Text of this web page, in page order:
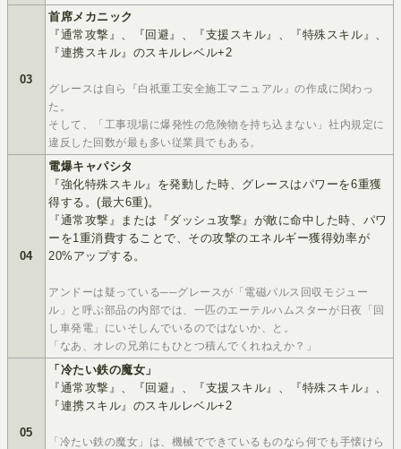
03
首席メカニック
『通常攻撃』、『回避』、『支援スキル』、『特殊スキル』、
『連携スキル』のスキルレベル+2
グレースは自ら『白祇重工安全施工マニュアル』の作成に関わっ
た。
そして、「工事現場に爆発性の危険物を持ち込まない」社内規定に
違反した回数が最も多い従業員でもある。
04
電爆キャパシタ
『強化特殊スキル』を発動した時、グレースはパワーを6重獲
得する。(最大6重)。
『通常攻撃』または『ダッシュ攻撃』が敵に命中した時、パワ
ーを1重消費することで、その攻撃のエネルギー獲得効率が
20%アップする。
アンドーは疑っている──グレースが「電磁パルス回収モジュー
ル」と呼ぶ部品の内部では、一匹のエーテルハムスターが日夜「回
し車発電」にいそしんでいるのではないか、と。
「なあ、オレの兄弟にもひとつ積んでくれねえか？」
05
「冷たい鉄の魔女」
『通常攻撃』、『回避』、『支援スキル』、『特殊スキル』、
『連携スキル』のスキルレベル+2
「冷たい鉄の魔女」は、機械でできているものなら何でも手懐けら